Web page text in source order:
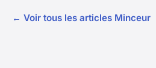
← Voir tous les articles Minceur